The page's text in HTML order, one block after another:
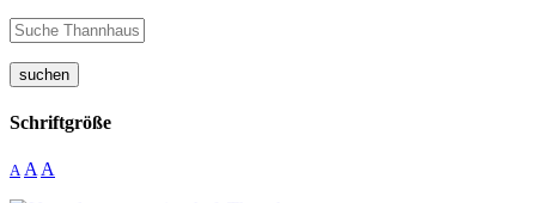
suchen
Schriftgröße
A A A